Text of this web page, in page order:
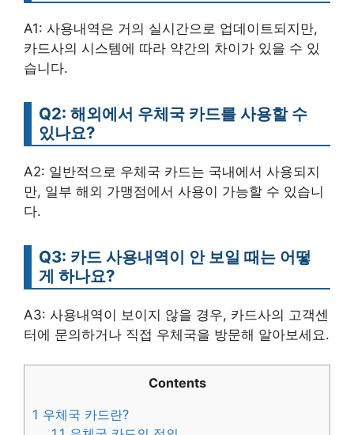
A1: 사용내역은 거의 실시간으로 업데이트되지만,
카드사의 시스템에 따라 약간의 차이가 있을 수 있
습니다.
Q2: 해외에서 우체국 카드를 사용할 수
있나요?
A2: 일반적으로 우체국 카드는 국내에서 사용되지
만, 일부 해외 가맹점에서 사용이 가능할 수 있습니
다.
Q3: 카드 사용내역이 안 보일 때는 어떻
게 하나요?
A3: 사용내역이 보이지 않을 경우, 카드사의 고객센
터에 문의하거나 직접 우체국을 방문해 알아보세요.
Contents
1 우체국 카드란?